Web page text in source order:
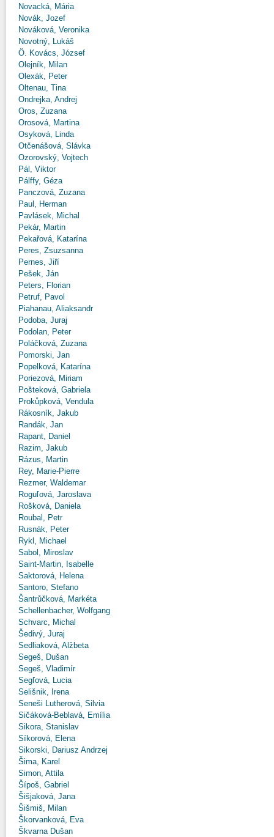
Novacká, Mária
Novák, Jozef
Nováková, Veronika
Novotný, Lukáš
Ö. Kovács, József
Olejník, Milan
Olexák, Peter
Oltenau, Tina
Ondrejka, Andrej
Oros, Zuzana
Orosová, Martina
Osyková, Linda
Otčenášová, Slávka
Ozorovský, Vojtech
Pál, Viktor
Pálffy, Géza
Panczová, Zuzana
Paul, Herman
Pavlásek, Michal
Pekár, Martin
Pekařová, Katarína
Peres, Zsuzsanna
Pernes, Jiří
Pešek, Ján
Peters, Florian
Petruf, Pavol
Piahanau, Aliaksandr
Podoba, Juraj
Podolan, Peter
Poláčková, Zuzana
Pomorski, Jan
Popelková, Katarína
Poriezová, Miriam
Pošteková, Gabriela
Prokůpková, Vendula
Rákosník, Jakub
Randák, Jan
Rapant, Daniel
Razim, Jakub
Rázus, Martin
Rey, Marie-Pierre
Rezmer, Waldemar
Roguľová, Jaroslava
Rošková, Daniela
Roubal, Petr
Rusnák, Peter
Rykl, Michael
Sabol, Miroslav
Saint-Martin, Isabelle
Saktorová, Helena
Santoro, Stefano
Šantrůčková, Markéta
Schellenbacher, Wolfgang
Schvarc, Michal
Šedivý, Juraj
Sedliaková, Alžbeta
Segeš, Dušan
Segeš, Vladimír
Segľová, Lucia
Selišnik, Irena
Seneši Lutherová, Silvia
Sičáková-Beblavá, Emília
Sikora, Stanislav
Síkorová, Elena
Sikorski, Dariusz Andrzej
Šima, Karel
Simon, Attila
Šípoš, Gabriel
Šišjaková, Jana
Šišmiš, Milan
Škorvanková, Eva
Škvarna Dušan